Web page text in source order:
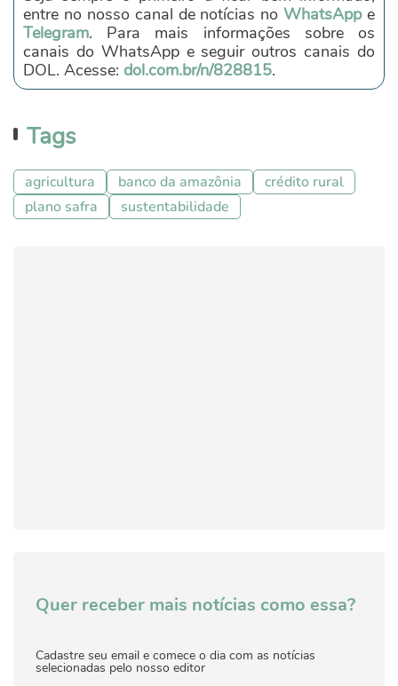
entre no nosso canal de notícias noWhatsAppe
Telegram. Para mais informações sobre os
canais do WhatsApp e seguir outros canais do
DOL. Acesse: dol.com.br/n/828815.
Tags
agricultura banco da amazônia
crédito rural
plano safra
sustentabilidade
Quer receber mais notícias como essa?
Cadastre seu email e comece o dia com as notícias
selecionadas pelo nosso editor